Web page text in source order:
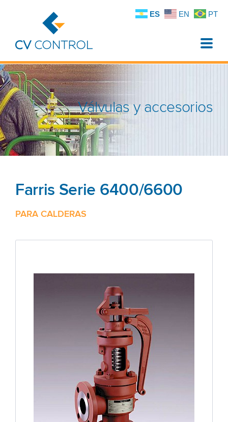
Toggle
Válvulas y accesorios
Farris Serie 6400/6600
PARA CALDERAS
ES EN PT